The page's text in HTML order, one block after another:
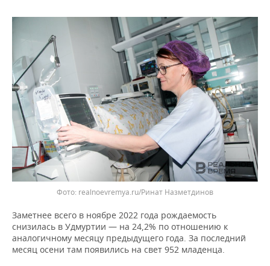
ХОККЕЙ С МЯЧОМ
ПРОИСШЕСТВИЯ
Фото: realnoevremya.ru/Ринат Назметдинов
Заметнее всего в ноябре 2022 года рождаемость
снизилась в Удмуртии — на 24,2% по отношению к
аналогичному месяцу предыдущего года. За последний
месяц осени там появились на свет 952 младенца.